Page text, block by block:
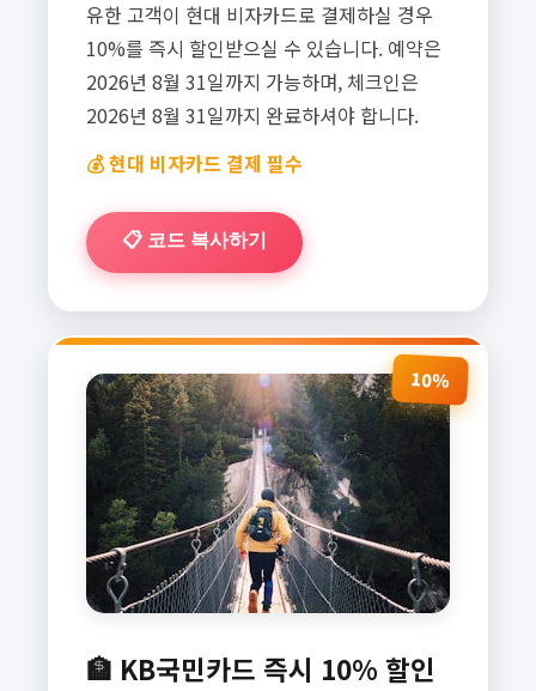
유한 고객이 현대 비자카드로 결제하실 경우
10%를 즉시 할인받으실 수 있습니다. 예약은
2026년 8월 31일까지 가능하며, 체크인은
2026년 8월 31일까지 완료하셔야 합니다.
💰 현대 비자카드 결제 필수
📋 코드 복사하기
10%
🏦 KB국민카드 즉시 10% 할인